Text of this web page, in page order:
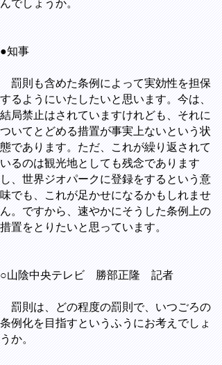
んでしょうか。
●知事
罰則も含めた条例によって実効性を担保
するようにいたしたいと思います。今は、
結局禁止はされていますけれども、それに
ついてとどめる措置が事実上ないという状
態であります。ただ、これが繰り返されて
いるのは観光地としても残念であります
し、世界ジオパークに登録をするという意
味でも、これが足かせになるかもしれませ
ん。ですから、速やかにそうした条例上の
措置をとりたいと思っています。
○山陰中央テレビ 勝部正隆 記者
罰則は、どの程度の罰則で、いつごろの
条例化を目指すというふうにお考えでしょ
うか。